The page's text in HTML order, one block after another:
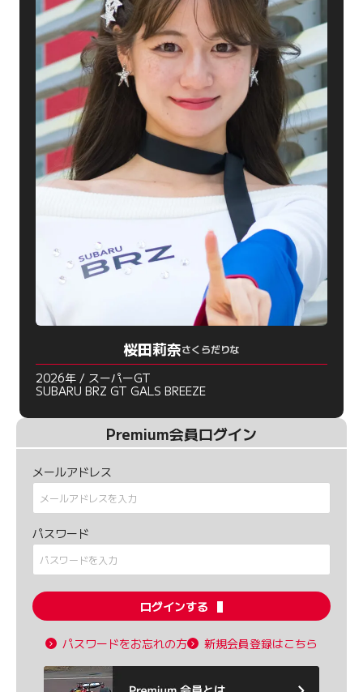
桜田莉奈さくらだりな
2026年 / スーパーGT
SUBARU BRZ GT GALS BREEZE
Premium会員ログイン
メールアドレス
パスワード
ログインする
パスワードをお忘れの方 新規会員登録はこちら